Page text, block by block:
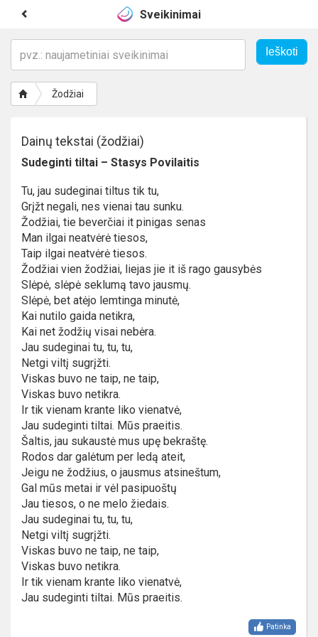
Sveikinimai
Žodžiai
Dainų tekstai (žodžiai)
Sudeginti tiltai – Stasys Povilaitis
Tu, jau sudeginai tiltus tik tu,
Grįžt negali, nes vienai tau sunku.
Žodžiai, tie beverčiai it pinigas senas
Man ilgai neatvėrė tiesos,
Taip ilgai neatvėrė tiesos.
Žodžiai vien žodžiai, liejas jie it iš rago gausybės
Slėpė, slėpė seklumą tavo jausmų.
Slėpė, bet atėjo lemtinga minutė,
Kai nutilo gaida netikra,
Kai net žodžių visai nebėra.
Jau sudeginai tu, tu, tu,
Netgi viltį sugrįžti.
Viskas buvo ne taip, ne taip,
Viskas buvo netikra.
Ir tik vienam krante liko vienatvė,
Jau sudeginti tiltai. Mūs praeitis.
Šaltis, jau sukaustė mus upę bekraštę.
Rodos dar galėtum per ledą ateit,
Jeigu ne žodžius, o jausmus atsineštum,
Gal mūs metai ir vėl pasipuoštų
Jau tiesos, o ne melo žiedais.
Jau sudeginai tu, tu, tu,
Netgi viltį sugrįžti.
Viskas buvo ne taip, ne taip,
Viskas buvo netikra.
Ir tik vienam krante liko vienatvė,
Jau sudeginti tiltai. Mūs praeitis.
Patinka